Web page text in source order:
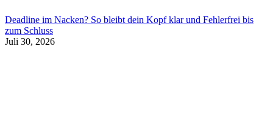
Deadline im Nacken? So bleibt dein Kopf klar und Fehlerfrei bis
zum Schluss
Juli 30, 2026